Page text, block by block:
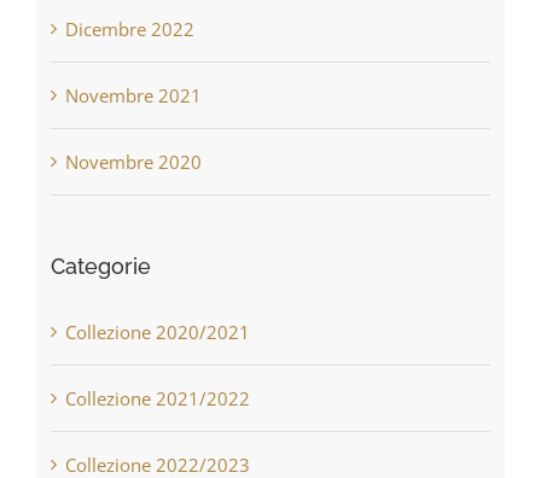
Dicembre 2022
Novembre 2021
Novembre 2020
Categorie
Collezione 2020/2021
Collezione 2021/2022
Collezione 2022/2023